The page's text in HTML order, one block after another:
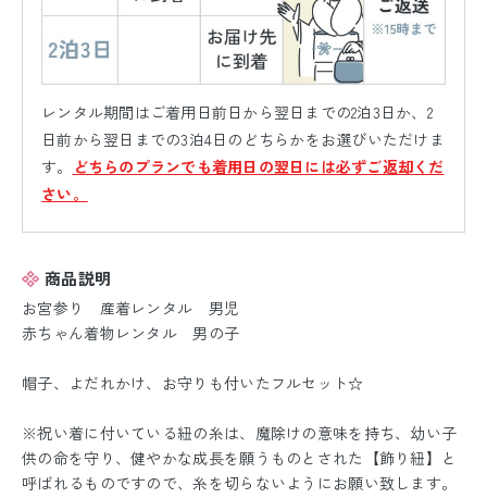
レンタル期間はご着用日前日から翌日までの2泊3日か、2
日前から翌日までの3泊4日のどちらかをお選びいただけま
す。
どちらのプランでも着用日の翌日には必ずご返却くだ
さい。
商品説明
お宮参り 産着レンタル 男児
赤ちゃん着物レンタル 男の子
帽子、よだれかけ、お守りも付いたフルセット☆
※祝い着に付いている紐の糸は、魔除けの意味を持ち、幼い子
供の命を守り、健やかな成長を願うものとされた【飾り紐】と
呼ばれるものですので、糸を切らないようにお願い致します。